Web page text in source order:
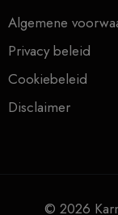
Algemene
Privacy beleid
Cookiebeleid
Disclaimer
© 2026